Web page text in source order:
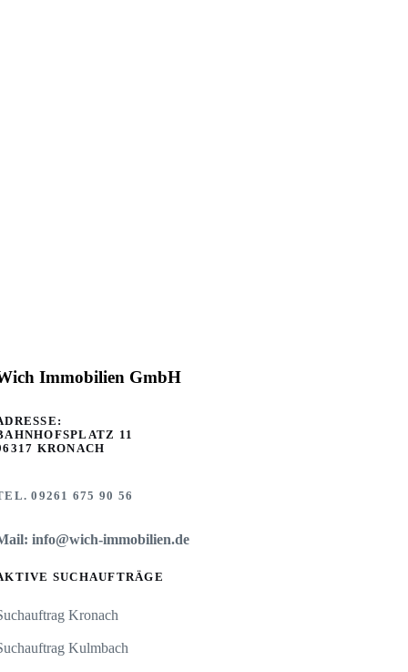
Immobilien GmbH
11
KRONACH
09261 675 90 56
info@wich-immobilien.de
SUCHAUFTRÄGE
Kronach
Kulmbach